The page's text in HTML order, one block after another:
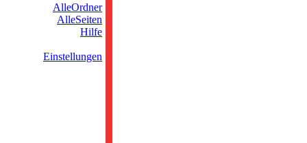
AlleOrdner
AlleSeiten
Hilfe
Einstellungen